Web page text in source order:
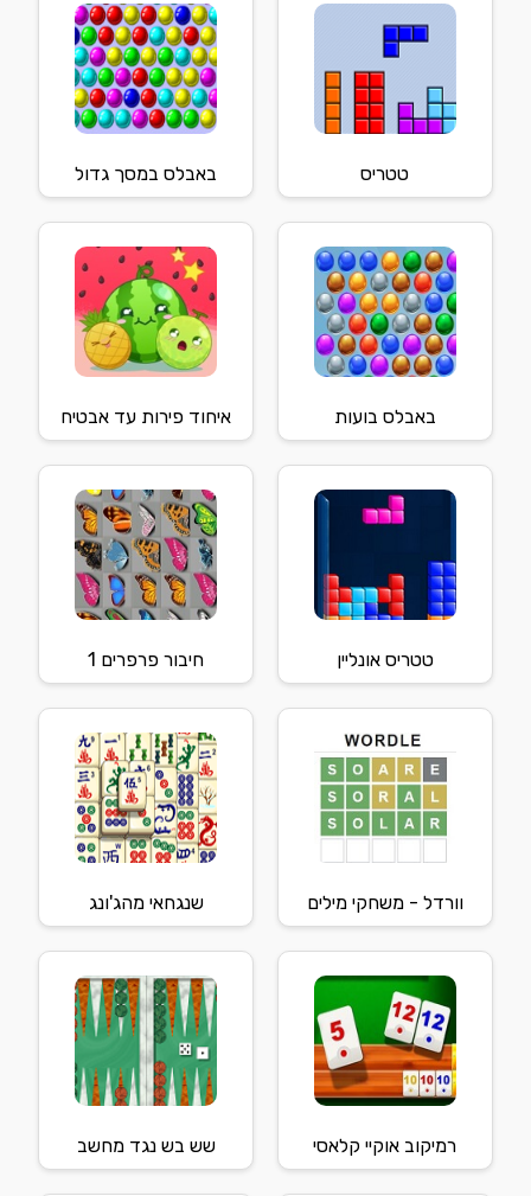
טטריס באבלס במסך גדול
באבלס בועות איחוד פירות עד אבטיח
טטריס אונליין חיבור פרפרים 1
וורדל - משחקי מילים שנגחאי מהג'ונג
רמיקוב אוקיי קלאסי שש בש נגד מחשב